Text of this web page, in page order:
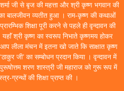
जी से बृज की महत्ता और श्री कृष्ण भगवान की
बालजीवन व्यतीत हुआ । राम-कृष्ण की कथाओं
शिक्षा पूरी करने से पहले ही वृन्दावन की
श्री कृष्ण का स्वरूप निभाते कृष्णमय होकर
लीला मंचन में इतना खो जाते कि साक्षात कृष्ण
जी’ का सम्बोधन प्रदान किया । वृन्दावन में
पुरूषोत्तम शरण शास्त्री जी महाराज को गुरू रूप में
ग्रन्थों की शिक्षा प्राप्त की ।